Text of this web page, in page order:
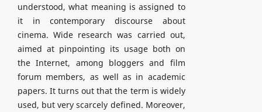
understood, what meaning is assigned to
it in contemporary discourse about
cinema. Wide research was carried out,
aimed at pinpointing its usage both on
the Internet, among bloggers and film
forum members, as well as in academic
papers. It turns out that the term is widely
used, but very scarcely defined. Moreover,